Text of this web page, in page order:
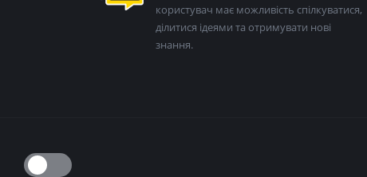
користувач має можливість спілкуватися,
ділитися ідеями та отримувати нові
знання.